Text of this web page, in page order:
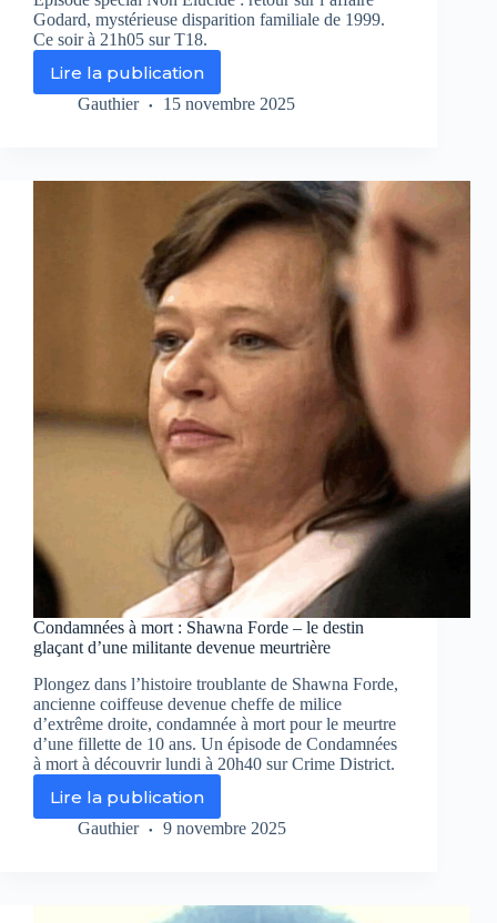
Godard, mystérieuse disparition familiale de 1999.
Ce soir à 21h05 sur T18.
Lire la publication
Que
devient
(Non
élucidé
T18)
Gauthier 15 novembre 2025
Condamnées à mort : Shawna Forde – le destin
glaçant d’une militante devenue meurtrière
Plongez dans l’histoire troublante de Shawna Forde,
ancienne coiffeuse devenue cheffe de milice
d’extrême droite, condamnée à mort pour le meurtre
d’une fillette de 10 ans. Un épisode de Condamnées
à mort à découvrir lundi à 20h40 sur Crime District.
Lire la publication
Condamnées
à
Forde
Gauthier 9 novembre 2025